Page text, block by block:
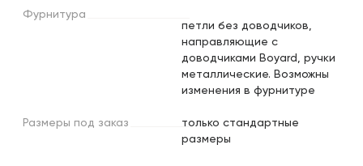
Фурнитура
петли без доводчиков,
направляющие с
доводчиками Boyard, ручки
металлические. Возможны
изменения в фурнитуре
Размеры под заказ
только стандартные
размеры